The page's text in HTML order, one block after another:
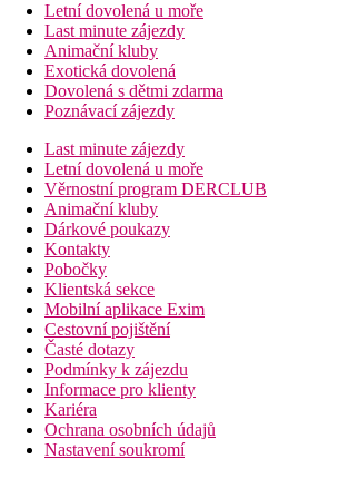
Letní dovolená u moře
Last minute zájezdy
Animační kluby
Exotická dovolená
Dovolená s dětmi zdarma
Poznávací zájezdy
Last minute zájezdy
Letní dovolená u moře
Věrnostní program DERCLUB
Animační kluby
Dárkové poukazy
Kontakty
Pobočky
Klientská sekce
Mobilní aplikace Exim
Cestovní pojištění
Časté dotazy
Podmínky k zájezdu
Informace pro klienty
Kariéra
Ochrana osobních údajů
Nastavení soukromí